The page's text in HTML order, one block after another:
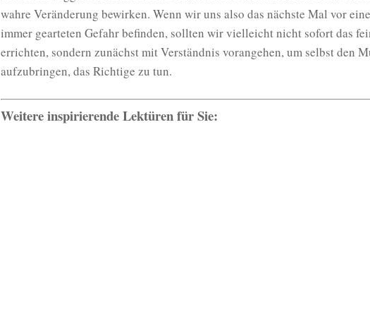
wahre Veränderung bewirken. Wenn wir uns also das nächste Mal vor
immer gearteten Gefahr befinden, sollten wir vielleicht nicht sofort das
errichten, sondern zunächst mit Verständnis vorangehen, um selbst den
aufzubringen, das Richtige zu tun.
Weitere inspirierende Lektüren für Sie: